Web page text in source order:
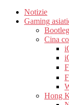
Notizie
Gaming
Cina
Hong